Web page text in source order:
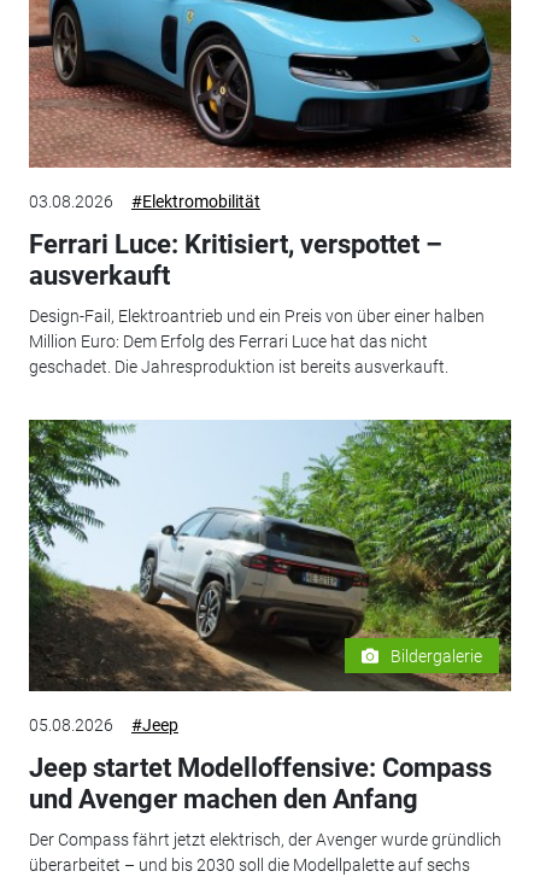
03.08.2026 #Elektromobilität
Ferrari Luce: Kritisiert, verspottet –
ausverkauft
Design-Fail, Elektroantrieb und ein Preis von über einer halben
Million Euro: Dem Erfolg des Ferrari Luce hat das nicht
geschadet. Die Jahresproduktion ist bereits ausverkauft.
Bildergalerie
05.08.2026 #Jeep
Jeep startet Modelloffensive: Compass
und Avenger machen den Anfang
Der Compass fährt jetzt elektrisch, der Avenger wurde gründlich
überarbeitet – und bis 2030 soll die Modellpalette auf sechs